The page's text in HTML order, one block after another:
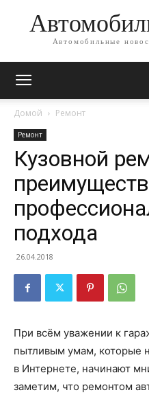
Автомобильные
Домой Ремонт
Ремонт
Кузовной
подхода
26.04.2018
При всём уважении к
пытливым умам, которые
в Интернете, начинают
заметим, что ремонтом